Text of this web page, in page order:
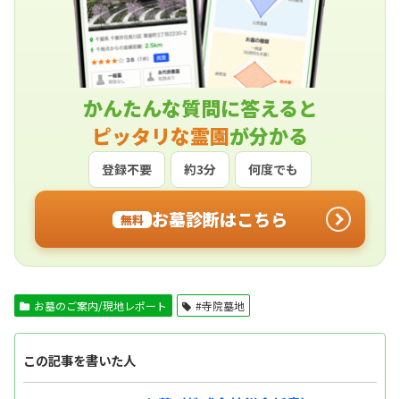
かんたんな質問に答えると
ピッタリな霊園が分かる
登録不要 約3分 何度でも
無料 お墓診断はこちら
お墓のご案内/現地レポート #寺院墓地
この記事を書いた人